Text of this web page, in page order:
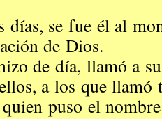
días, se fue él al
de Dios.
de día, llamó a
a los que llamó
puso el